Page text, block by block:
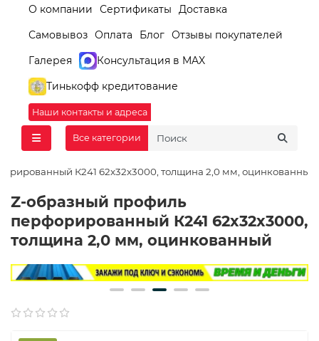
О компании Сертификаты
Доставка
Самовывоз Оплата Блог Отзывы покупателей
Галерея
Консультация в MAX
Тинькофф кредитование
Наши контакты и адреса
Все категории
К241 62x32x3000, толщина 2,0 мм, оцинкованный
Z-образный профиль
перфорированный К241 62x32x3000,
толщина 2,0 мм, оцинкованный